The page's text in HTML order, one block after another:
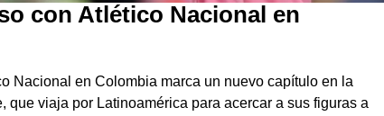
con Atlético Nacional en
Nacional en Colombia marca un nuevo capítulo en la
viaja por Latinoamérica para acercar a sus figuras a